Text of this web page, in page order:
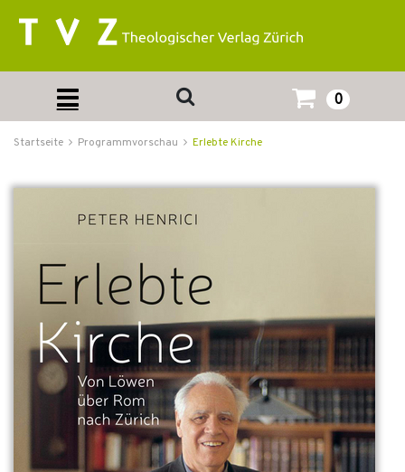
0
Startseite Programmvorschau Erlebte Kirche